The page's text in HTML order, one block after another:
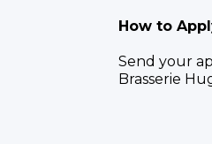
How to
Send your
Brasserie